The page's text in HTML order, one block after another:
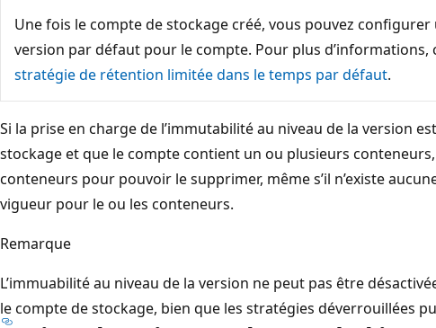
Une fois le compte de stockage créé, vous pouvez
version par défaut pour le compte. Pour plus d’informations,
stratégie de rétention limitée dans le temps par défaut.
Si la prise en charge de l’immutabilité au niveau de la version
stockage et que le compte contient un ou plusieurs
conteneurs pour pouvoir le supprimer, même s’il n’existe
vigueur pour le ou les conteneurs.
Remarque
L’immuabilité au niveau de la version ne peut pas être
le compte de stockage, bien que les stratégies déverrouillées